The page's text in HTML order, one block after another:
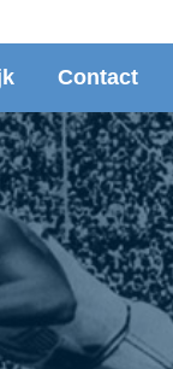
Contact